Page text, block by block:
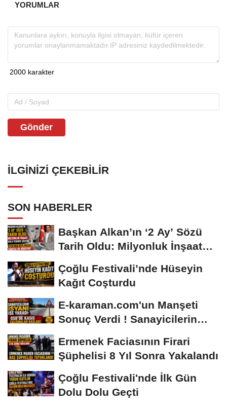
YORUMLAR
Gönder
İLGINIZI ÇEKEBILIR
SON HABERLER
Başkan Alkan’ın ‘2 Ay’ Sözü
Tarih Oldu: Milyonluk İnşaat
Çoğlu Festivali’nde Hüseyin
Kağıt Coşturdu
E-karaman.com'un Manşeti
Sonuç Verdi ! Sanayicilerin
Ermenek Faciasının Firari
Şüphelisi 8 Yıl Sonra Yakalandı
Çoğlu Festivali'nde İlk Gün
Dolu Dolu Geçti